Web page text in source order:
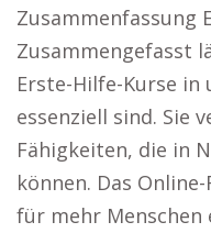
Zusammenfassung
Zusammengefasst
Erste-Hilfe-Kurse in
essenziell sind. Sie
Fähigkeiten, die in
können. Das
für mehr